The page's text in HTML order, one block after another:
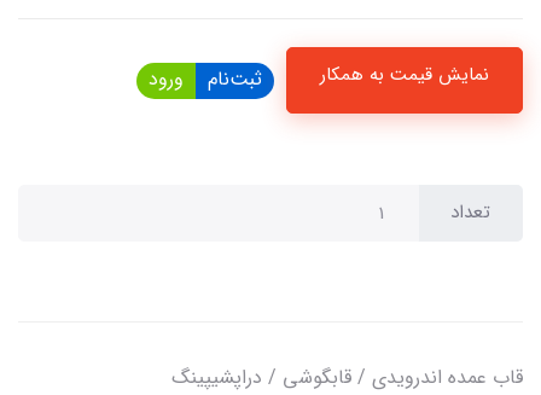
نمایش قیمت به همکار ثبت‌نام ورود
تعداد
قاب عمده اندرویدی / قابگوشی / دراپشیپینگ